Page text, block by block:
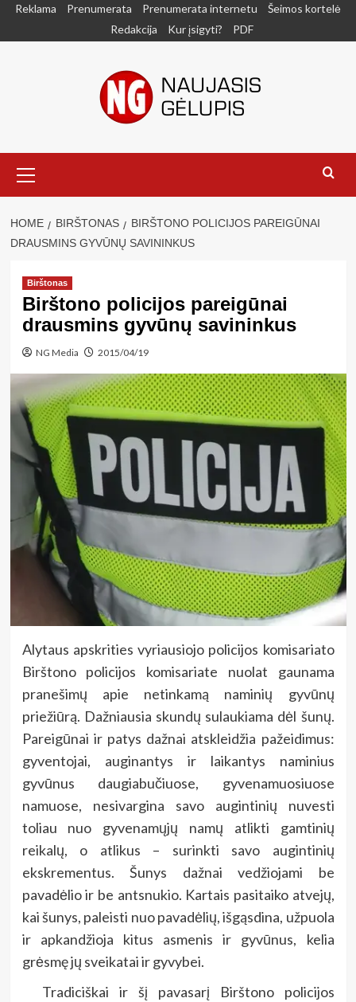
SkipReklama Prenumerata Prenumerata internetu
Šeimos kortelė
Redakcija
Kur įsigyti? PDF
Menu
HOME BIRŠTONAS
BIRŠTONO POLICIJOS PAREIGŪNAI
DRAUSMINS GYVŪNŲ SAVININKUS
Birštonas
Birštono policijos pareigūnai
drausmins gyvūnų savininkus
NG Media 2015/04/19
Alytaus apskrities vyriausiojo policijos komisariato
Birštono policijos komisariate nuolat gaunama
pranešimų apie netinkamą naminių gyvūnų
priežiūrą. Dažniausia skundų sulaukiama dėl šunų.
Pareigūnai ir patys dažnai atskleidžia pažeidimus:
gyventojai, auginantys ir laikantys naminius
gyvūnus daugiabučiuose, gyvenamuosiuose
namuose, nesivargina savo augintinių nuvesti
toliau nuo gyvenamųjų namų atlikti gamtinių
reikalų, o atlikus – surinkti savo augintinių
ekskrementus. Šunys dažnai vedžiojami be
pavadėlio ir be antsnukio. Kartais pasitaiko atvejų,
kai šunys, paleisti nuo pavadėlių, išgąsdina, užpuola
ir apkandžioja kitus asmenis ir gyvūnus, kelia
grėsmę jų sveikatai ir gyvybei.
Tradiciškai ir šį pavasarį Birštono policijos